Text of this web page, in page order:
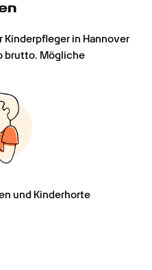
in Hannover
brutto. Mögliche
und Kinderhorte